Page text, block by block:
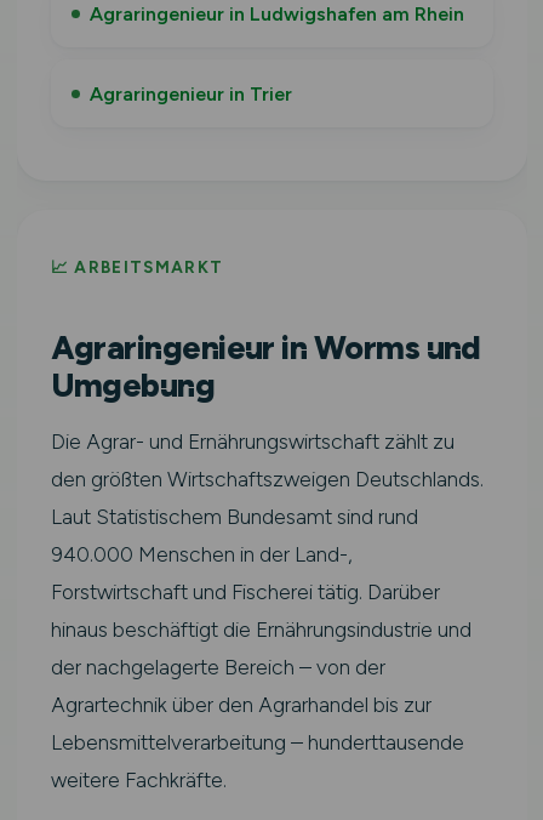
Agraringenieur in Ludwigshafen am Rhein
Agraringenieur in Trier
📈 ARBEITSMARKT
Agraringenieur in Worms und
Umgebung
Die Agrar- und Ernährungswirtschaft zählt zu
den größten Wirtschaftszweigen Deutschlands.
Laut Statistischem Bundesamt sind rund
940.000 Menschen in der Land-,
Forstwirtschaft und Fischerei tätig. Darüber
hinaus beschäftigt die Ernährungsindustrie und
der nachgelagerte Bereich – von der
Agrartechnik über den Agrarhandel bis zur
Lebensmittelverarbeitung – hunderttausende
weitere Fachkräfte.